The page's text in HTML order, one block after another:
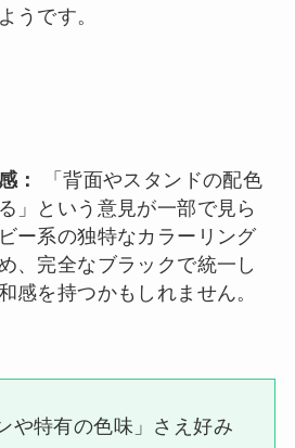
うです。
：
「背面やスタンドの配色
」という意見が一部で見ら
ー系の独特なカラーリング
、完全なブラックで統一し
感を持つかもしれません。
や特有の色味」さえ好み